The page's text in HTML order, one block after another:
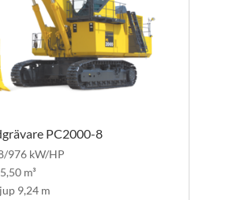
PC2000-8
976 kW/HP
m³
9,24 m